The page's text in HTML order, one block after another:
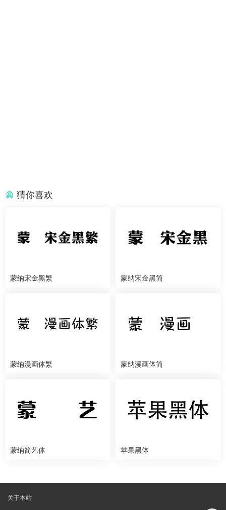
猜你喜欢
蒙纳宋金黑繁 蒙纳宋金黑简
蒙纳漫画体繁 蒙纳漫画体简
蒙纳简艺体 苹果黑体
关于本站